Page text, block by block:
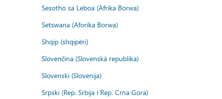
Sesotho sa Leboa (Afrika Borwa)
Setswana (Aforika Borwa)
Shqip (shqipëri)
Slovenčina (Slovenská republika)
Slovenski (Slovenija)
Srpski (Rep. Srbija i Rep. Crna Gora)